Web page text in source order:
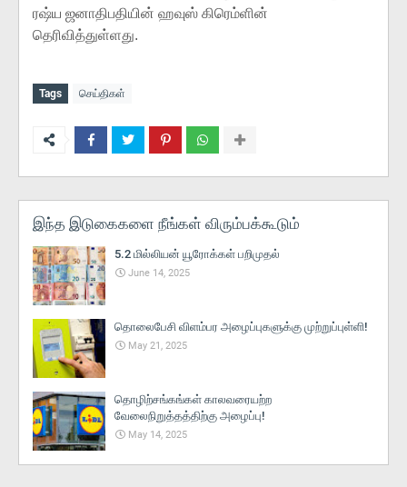
ரஷ்ய ஜனாதிபதியின் ஹவுஸ் கிரெம்ளின்
தெரிவித்துள்ளது.
Tags செய்திகள்
இந்த இடுகைகளை நீங்கள் விரும்பக்கூடும்
5.2 மில்லியன் யூரோக்கள் பறிமுதல்
June 14, 2025
தொலைபேசி விளம்பர அழைப்புகளுக்கு முற்றுப்புள்ளி!
May 21, 2025
தொழிற்சங்கங்கள் காலவரையற்ற
வேலைநிறுத்தத்திற்கு அழைப்பு!
May 14, 2025